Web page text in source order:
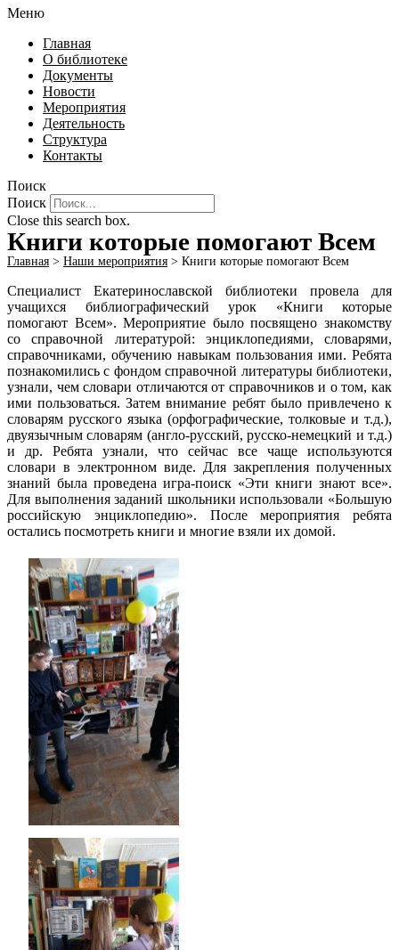
Меню
Главная
О библиотеке
Документы
Новости
Мероприятия
Деятельность
Структура
Контакты
Поиск
Поиск
Close this search box.
Книги которые помогают Всем
Главная > Наши мероприятия > Книги которые помогают Всем
Специалист Екатеринославской библиотеки провела для
учащихся библиографический урок «Книги которые
помогают Всем». Мероприятие было посвящено знакомству
со справочной литературой: энциклопедиями, словарями,
справочниками, обучению навыкам пользования ими. Ребята
познакомились с фондом справочной литературы библиотеки,
узнали, чем словари отличаются от справочников и о том, как
ими пользоваться. Затем внимание ребят было привлечено к
словарям русского языка (орфографические, толковые и т.д.),
двуязычным словарям (англо-русский, русско-немецкий и т.д.)
и др. Ребята узнали, что сейчас все чаще используются
словари в электронном виде. Для закрепления полученных
знаний была проведена игра-поиск «Эти книги знают все».
Для выполнения заданий школьники использовали «Большую
российскую энциклопедию». После мероприятия ребята
остались посмотреть книги и многие взяли их домой.